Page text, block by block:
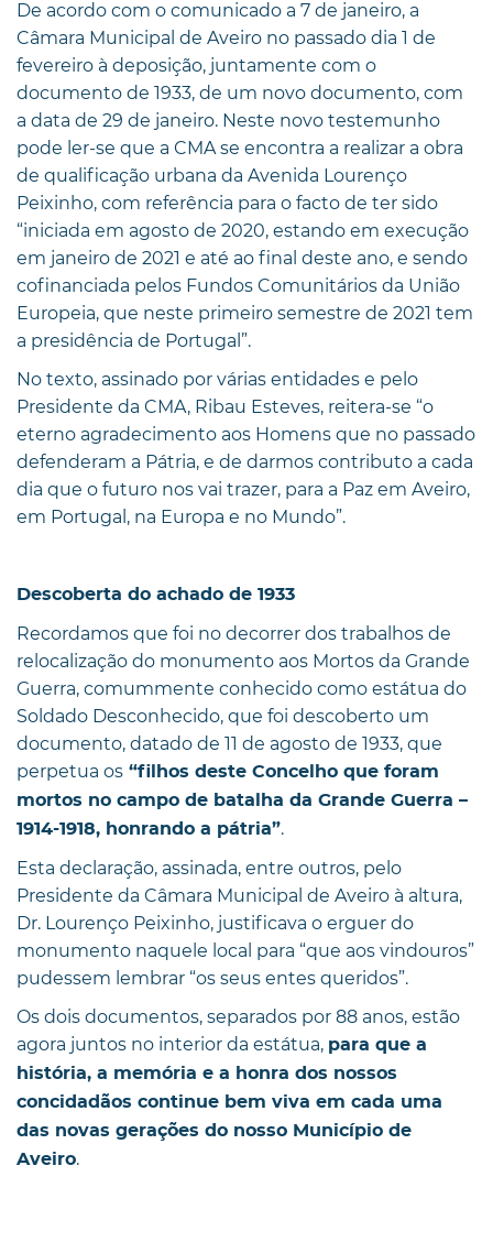
De acordo com o comunicado a 7 de janeiro, a
Câmara Municipal de Aveiro no passado dia 1 de
fevereiro à deposição, juntamente com o
documento de 1933, de um novo documento, com
a data de 29 de janeiro. Neste novo testemunho
pode ler-se que a CMA se encontra a realizar a obra
de qualificação urbana da Avenida Lourenço
Peixinho, com referência para o facto de ter sido
“iniciada em agosto de 2020, estando em execução
em janeiro de 2021 e até ao final deste ano, e sendo
cofinanciada pelos Fundos Comunitários da União
Europeia, que neste primeiro semestre de 2021 tem
a presidência de Portugal”.
No texto, assinado por várias entidades e pelo
Presidente da CMA, Ribau Esteves, reitera-se “o
eterno agradecimento aos Homens que no passado
defenderam a Pátria, e de darmos contributo a cada
dia que o futuro nos vai trazer, para a Paz em Aveiro,
em Portugal, na Europa e no Mundo”.
Descoberta do achado de 1933
Recordamos que foi no decorrer dos trabalhos de
relocalização do monumento aos Mortos da Grande
Guerra, comummente conhecido como estátua do
Soldado Desconhecido, que foi descoberto um
documento, datado de 11 de agosto de 1933, que
perpetua os “filhos deste Concelho que foram
mortos no campo de batalha da Grande Guerra –
1914-1918, honrando a pátria”.
Esta declaração, assinada, entre outros, pelo
Presidente da Câmara Municipal de Aveiro à altura,
Dr. Lourenço Peixinho, justificava o erguer do
monumento naquele local para “que aos vindouros”
pudessem lembrar “os seus entes queridos”.
Os dois documentos, separados por 88 anos, estão
agora juntos no interior da estátua, para que a
história, a memória e a honra dos nossos
concidadãos continue bem viva em cada uma
das novas gerações do nosso Município de
Aveiro.